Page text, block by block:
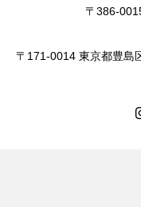
〒386-
〒171-0014 東京都豊島